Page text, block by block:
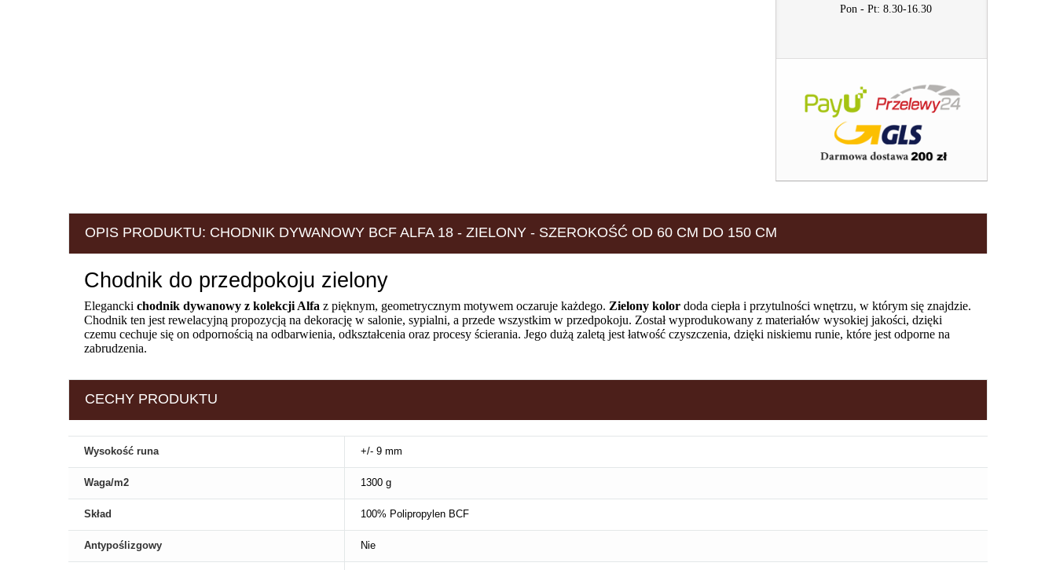
Pon - Pt: 8.30-16.30
OPIS PRODUKTU: CHODNIK DYWANOWY BCF ALFA 18 - ZIELONY - SZEROKOŚĆ OD 60 CM DO 150 CM
Chodnik do przedpokoju zielony
Elegancki chodnik dywanowy z kolekcji Alfa z pięknym, geometrycznym motywem oczaruje każdego. Zielony kolor doda ciepła i przytulności wnętrzu, w którym się znajdzie.
Chodnik ten jest rewelacyjną propozycją na dekorację w salonie, sypialni, a przede wszystkim w przedpokoju. Został wyprodukowany z materiałów wysokiej jakości, dzięki
czemu cechuje się on odpornością na odbarwienia, odkształcenia oraz procesy ścierania. Jego dużą zaletą jest łatwość czyszczenia, dzięki niskiemu runie, które jest odporne na
zabrudzenia.
CECHY PRODUKTU
Wysokość runa +/- 9 mm
Waga/m2 1300 g
Skład 100% Polipropylen BCF
Antypoślizgowy Nie